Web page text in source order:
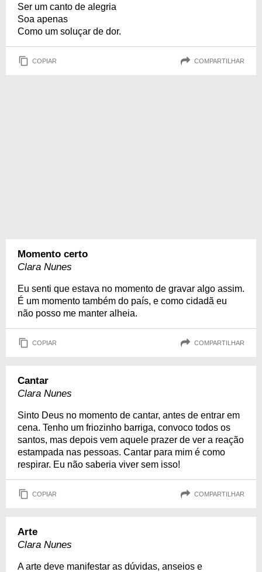
Ser um canto de alegria
Soa apenas
Como um soluçar de dor.
COPIAR COMPARTILHAR
Momento certo
Clara Nunes
Eu senti que estava no momento de gravar algo assim.
É um momento também do país, e como cidadã eu
não posso me manter alheia.
COPIAR COMPARTILHAR
Cantar
Clara Nunes
Sinto Deus no momento de cantar, antes de entrar em
cena. Tenho um friozinho barriga, convoco todos os
santos, mas depois vem aquele prazer de ver a reação
estampada nas pessoas. Cantar para mim é como
respirar. Eu não saberia viver sem isso!
COPIAR COMPARTILHAR
Arte
Clara Nunes
A arte deve manifestar as dúvidas, anseios e